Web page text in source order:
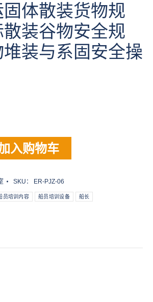
固体散装货物规
装谷物安全规
装与系固安全操
入购物车
SKU： ER-PJZ-06
员培训内容 船员培训设备 船长